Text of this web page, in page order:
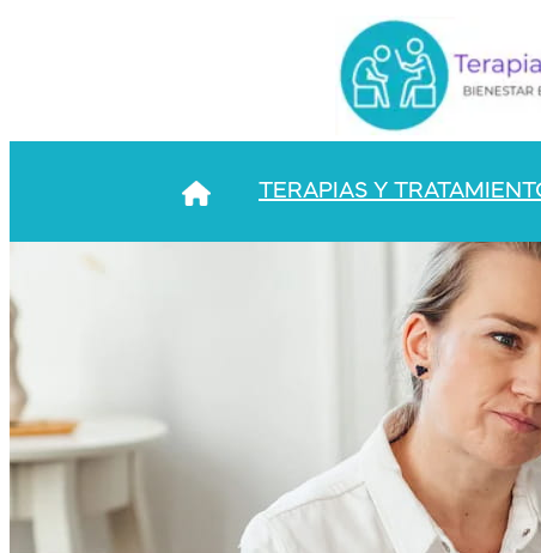
TERAPIAS Y